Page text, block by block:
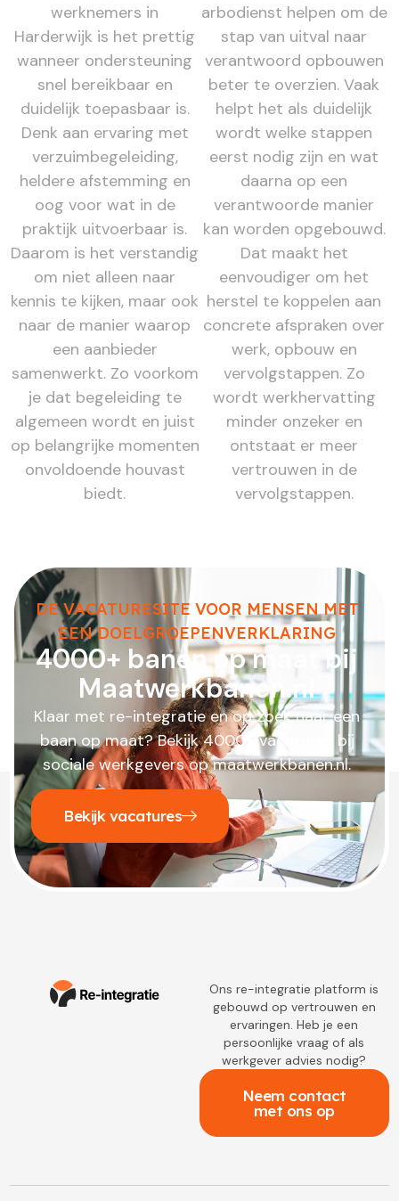
werknemers in
Harderwijk is het prettig
wanneer ondersteuning
snel bereikbaar en
duidelijk toepasbaar is.
Denk aan ervaring met
verzuimbegeleiding,
heldere afstemming en
oog voor wat in de
praktijk uitvoerbaar is.
Daarom is het verstandig
om niet alleen naar
kennis te kijken, maar ook
naar de manier waarop
een aanbieder
samenwerkt. Zo voorkom
je dat begeleiding te
algemeen wordt en juist
op belangrijke momenten
onvoldoende houvast
biedt.
arbodienst helpen om de
stap van uitval naar
verantwoord opbouwen
beter te overzien. Vaak
helpt het als duidelijk
wordt welke stappen
eerst nodig zijn en wat
daarna op een
verantwoorde manier
kan worden opgebouwd.
Dat maakt het
eenvoudiger om het
herstel te koppelen aan
concrete afspraken over
werk, opbouw en
vervolgstappen. Zo
wordt werkhervatting
minder onzeker en
ontstaat er meer
vertrouwen in de
vervolgstappen.
DE VACATURESITE VOOR MENSEN MET
EEN DOELGROEPENVERKLARING
4000+ banen op maat bij
Maatwerkbanen.nl
Klaar met re-integratie en op zoek naar een
baan op maat? Bekijk 4000+ vacatures bij
sociale werkgevers op maatwerkbanen.nl.
Bekijk vacatures
Ons re-integratie platform is
gebouwd op vertrouwen en
ervaringen. Heb je een
persoonlijke vraag of als
werkgever advies nodig?
Neem contact
met ons op